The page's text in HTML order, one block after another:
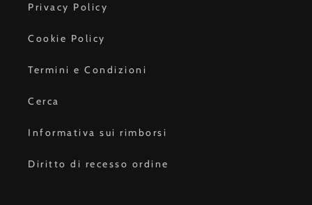
Privacy Policy
Cookie Policy
Termini e Condizioni
Cerca
Informativa sui rimborsi
Diritto di recesso ordine